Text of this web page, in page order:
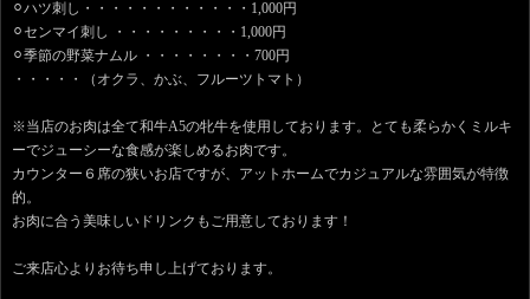
⚪︎ハツ刺し・・・・・・・・・・・・1,000円
⚪︎センマイ刺し ・・・・・・・・・1,000円
⚪︎季節の野菜ナムル ・・・・・・・・700円
・・・・・（オクラ、かぶ、フルーツトマト）
※当店のお肉は全て和牛A5の牝牛を使用しております。とても柔らかくミルキ
ーでジューシーな食感が楽しめるお肉です。
カウンター６席の狭いお店ですが、アットホームでカジュアルな雰囲気が特徴
的。
お肉に合う美味しいドリンクもご用意しております！
ご来店心よりお待ち申し上げております。